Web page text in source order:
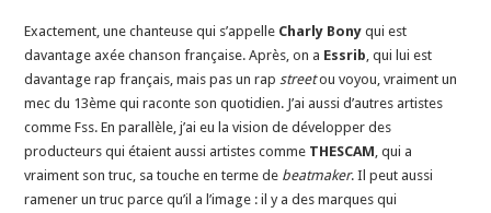
Exactement, une chanteuse qui s’appelle Charly Bony qui est
davantage axée chanson française. Après, on a Essrib , qui lui est
davantage rap français, mais pas un rap streetou voyou, vraiment un
mec du 13ème qui raconte son quotidien. J’ai aussi d’autres artistes
comme Fss. En parallèle, j’ai eu la vision de développer des
producteurs qui étaient aussi artistes comme THESCAM , qui a
vraiment son truc, sa touche en terme de beatmaker. Il peut aussi
ramener un truc parce qu’il a l’image : il y a des marques qui